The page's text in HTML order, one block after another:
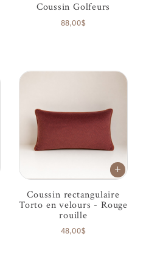
Coussin Golfeurs
88,00$
Coussin rectangulaire
Torto en velours - Rouge
rouille
48,00$